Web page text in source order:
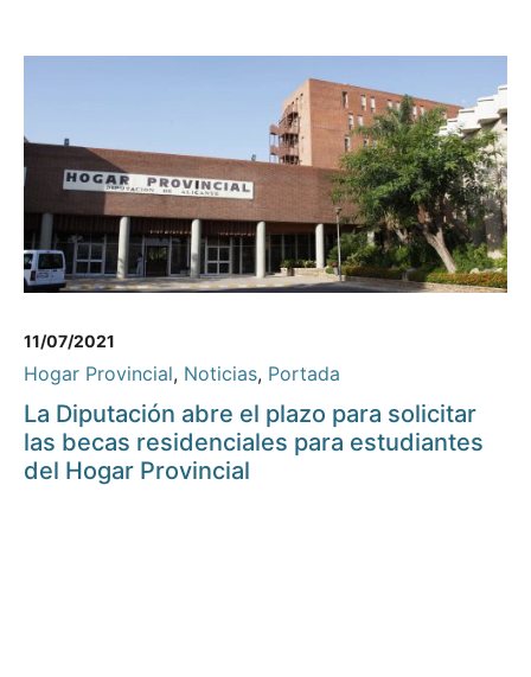
11/07/2021
Hogar Provincial, Noticias, Portada
La Diputación abre el plazo para solicitar
las becas residenciales para estudiantes
del Hogar Provincial